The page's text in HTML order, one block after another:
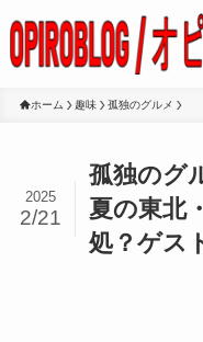
ホーム 趣味 孤独のグルメ
孤独のグ
夏の東北
処？ゲス
2025
2/21